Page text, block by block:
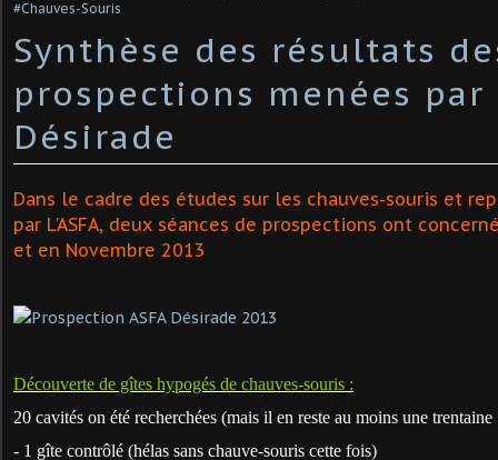
#Chauves-Souris
Synthèse des résultats
prospections menées par
Désirade
Dans le cadre des études sur les chauves-souris et
par L'ASFA, deux séances de prospections ont
et en Novembre 2013
Découverte de gîtes hypogés de chauves-souris :
20 cavités on été recherchées (mais il en reste au moins une trentaine
- 1 gîte contrôlé (hélas sans chauve-souris cette fois)